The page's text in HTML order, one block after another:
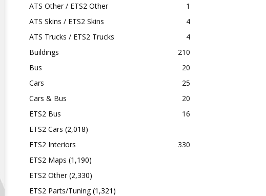
ATS Other / ETS2 Other
1
ATS Skins / ETS2 Skins
4
ATS Trucks / ETS2 Trucks
4
Buildings
210
Bus
20
Cars
25
Cars & Bus
20
ETS2 Bus
16
ETS2 Cars (2,018)
ETS2 Interiors
330
ETS2 Maps (1,190)
ETS2 Other (2,330)
ETS2 Parts/Tuning (1,321)